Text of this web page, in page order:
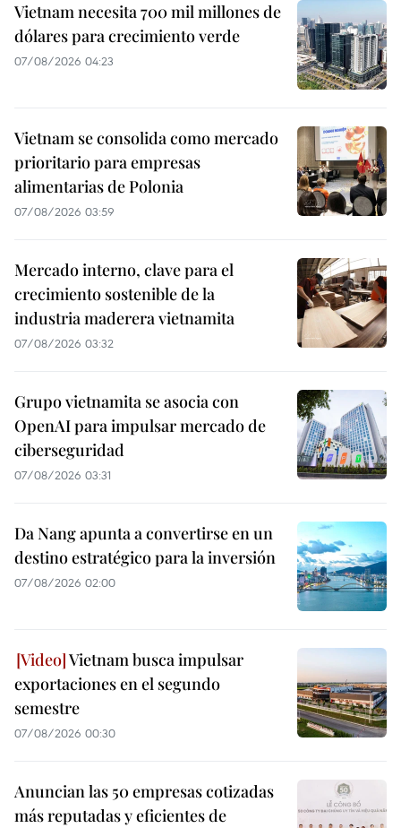
Vietnam necesita 700 mil millones de
dólares para crecimiento verde
07/08/2026 04:23
Vietnam se consolida como mercado
prioritario para empresas
alimentarias de Polonia
07/08/2026 03:59
Mercado interno, clave para el
crecimiento sostenible de la
industria maderera vietnamita
07/08/2026 03:32
Grupo vietnamita se asocia con
OpenAI para impulsar mercado de
ciberseguridad
07/08/2026 03:31
Da Nang apunta a convertirse en un
destino estratégico para la inversión
07/08/2026 02:00
Vietnam busca impulsar
exportaciones en el segundo
semestre
07/08/2026 00:30
Anuncian las 50 empresas cotizadas
más reputadas y eficientes de